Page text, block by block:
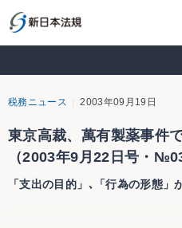
税務ニュース 2003年09月19日
東京高裁、萬有製薬事件
（2003年9月22日号・
「支出の目的」､「行為の形態